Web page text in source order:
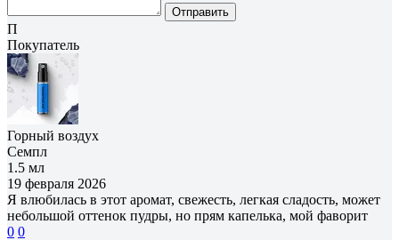
Отправить
П
Покупатель
Горный воздух
Семпл
1.5 мл
19 февраля 2026
Я влюбилась в этот аромат, свежесть, легкая сладость, может
небольшой оттенок пудры, но прям капелька, мой фаворит
0 0